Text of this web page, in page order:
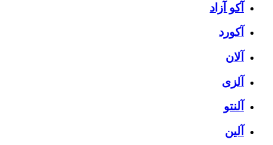
آکو آزاد
آکورد
آلان
آلزی
آلنتو
آلین